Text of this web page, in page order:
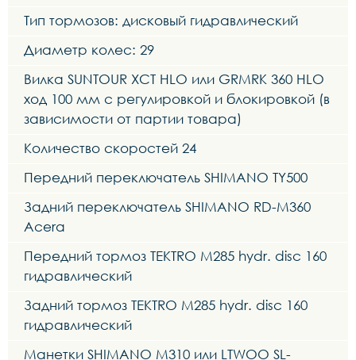
Тип тормозов: дисковый гидравлический
Диаметр колес: 29
Вилка SUNTOUR XCT HLO или GRMRK 360 HLO
ход 100 мм с регулировкой и блокировкой (в
зависимости от партии товара)
Количество скоростей 24
Передний переключатель SHIMANO TY500
Задний переключатель SHIMANO RD-M360
Acera
Передний тормоз TEKTRO M285 hydr. disc 160
гидравлический
Задний тормоз TEKTRO M285 hydr. disc 160
гидравлический
Манетки SHIMANO M310 или LTWOO SL-